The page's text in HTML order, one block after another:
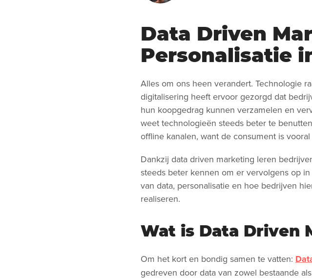
Data Driven
Personalisatie
Alles om ons heen verandert. Technologie
digitalisering heeft ervoor gezorgd dat
hun koopgedrag kunnen verzamelen en
weet technologieën steeds beter te
offline kanalen, want de consument is
Dankzij data driven marketing leren
steeds beter kennen om er vervolgens op
van data, personalisatie en hoe bedrijven
realiseren.
Wat is Data Driven
Om het kort en bondig samen te vatten:
gedreven door data van zowel bestaande